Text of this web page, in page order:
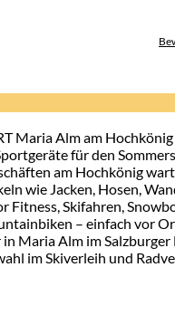
Maria Alm am
für den
am Hochkönig
wie Jacken, Hosen,
Fitness, Skifahren,
– einfach vor
Maria Alm im
im Skiverleih und